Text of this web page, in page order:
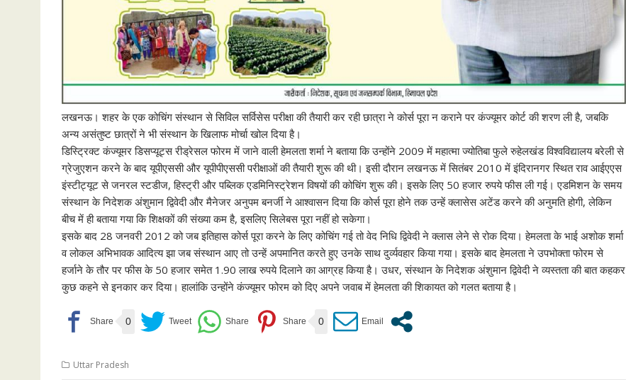
लखनऊ। शहर के एक कोचिंग संस्थान से सिविल सर्विसेस परीक्षा की तैयारी कर रही छात्रा ने कोर्स पूरा न कराने पर कंज्यूमर कोर्ट की शरण ली है, जबकि
अन्य असंतुष्ट छात्रों ने भी संस्थान के खिलाफ मोर्चा खोल दिया है।
डिस्ट्रिक्ट कंज्यूमर डिसप्यूट्स रीड्रेसल फोरम में जाने वाली हेमलता शर्मा ने बताया कि उन्होंने 2009 में महात्मा ज्योतिबा फुले रुहेलखंड विश्वविद्यालय बरेली से
ग्रेजुएशन करने के बाद यूपीएससी और यूपीपीएससी परीक्षाओं की तैयारी शुरू की थी। इसी दौरान लखनऊ में सितंबर 2010 में इंदिरानगर स्थित राव आईएएस
इंस्टीट्यूट से जनरल स्टडीज, हिस्ट्री और पब्लिक एडमिनिस्ट्रेशन विषयों की कोचिंग शुरू की। इसके लिए 50 हजार रुपये फीस ली गई। एडमिशन के समय
संस्थान के निदेशक अंशुमान द्विवेदी और मैनेजर अनुपम बनर्जी ने आश्वासन दिया कि कोर्स पूरा होने तक उन्हें क्लासेस अटेंड करने की अनुमति होगी, लेकिन
बीच में ही बताया गया कि शिक्षकों की संख्या कम है, इसलिए सिलेबस पूरा नहीं हो सकेगा।
इसके बाद 28 जनवरी 2012 को जब इतिहास कोर्स पूरा करने के लिए कोचिंग गई तो वेद निधि द्विवेदी ने क्लास लेने से रोक दिया। हेमलता के भाई अशोक शर्मा
व लोकल अभिभावक आदित्य झा जब संस्थान आए तो उन्हें अपमानित करते हुए उनके साथ दुर्व्यवहार किया गया। इसके बाद हेमलता ने उपभोक्ता फोरम से
हर्जाने के तौर पर फीस के 50 हजार समेत 1.90 लाख रुपये दिलाने का आग्रह किया है। उधर, संस्थान के निदेशक अंशुमान द्विवेदी ने व्यस्तता की बात कहकर
कुछ कहने से इनकार कर दिया। हालांकि उन्होंने कंज्यूमर फोरम को दिए अपने जवाब में हेमलता की शिकायत को गलत बताया है।
0 0
Uttar Pradesh